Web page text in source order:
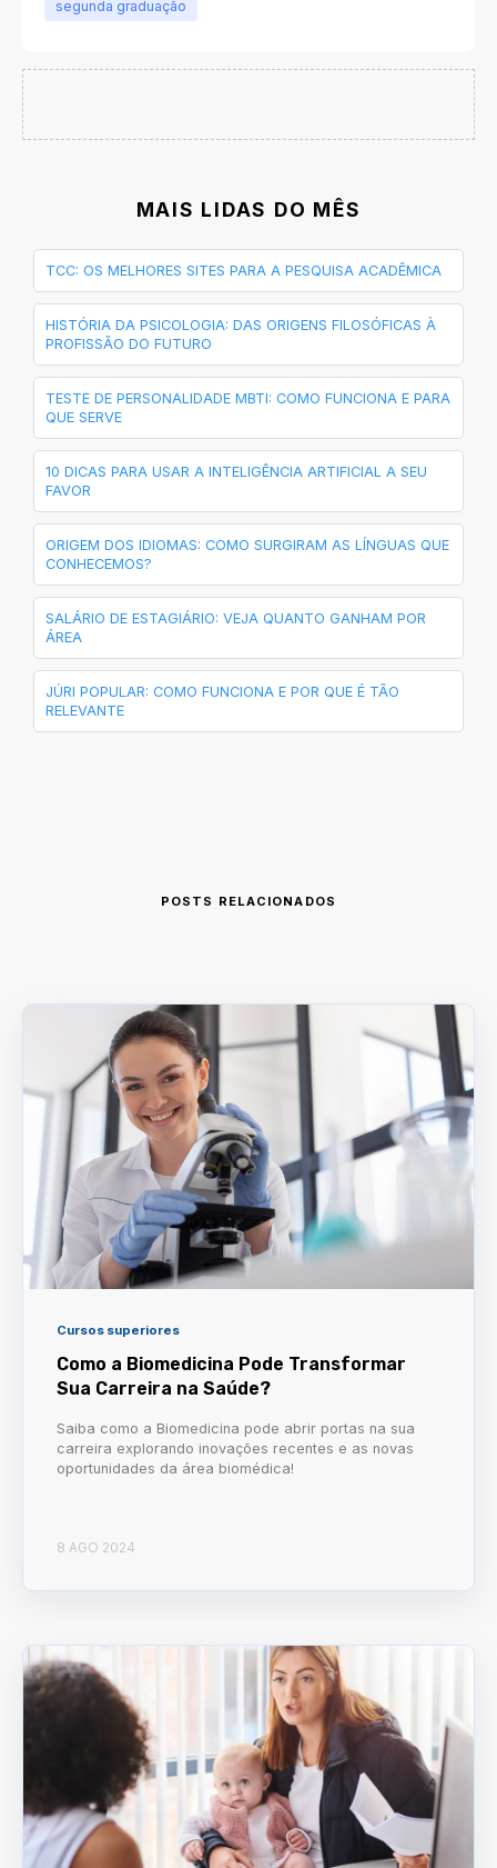
segunda graduação
MAIS LIDAS DO MÊS
TCC: OS MELHORES SITES PARA A PESQUISA ACADÊMICA
HISTÓRIA DA PSICOLOGIA: DAS ORIGENS FILOSÓFICAS À
PROFISSÃO DO FUTURO
TESTE DE PERSONALIDADE MBTI: COMO FUNCIONA E PARA
QUE SERVE
10 DICAS PARA USAR A INTELIGÊNCIA ARTIFICIAL A SEU
FAVOR
ORIGEM DOS IDIOMAS: COMO SURGIRAM AS LÍNGUAS QUE
CONHECEMOS?
SALÁRIO DE ESTAGIÁRIO: VEJA QUANTO GANHAM POR
ÁREA
JÚRI POPULAR: COMO FUNCIONA E POR QUE É TÃO
RELEVANTE
POSTS RELACIONADOS
Cursos superiores
Como a Biomedicina Pode Transformar
Sua Carreira na Saúde?
Saiba como a Biomedicina pode abrir portas na sua
carreira explorando inovações recentes e as novas
oportunidades da área biomédica!
8 AGO 2024